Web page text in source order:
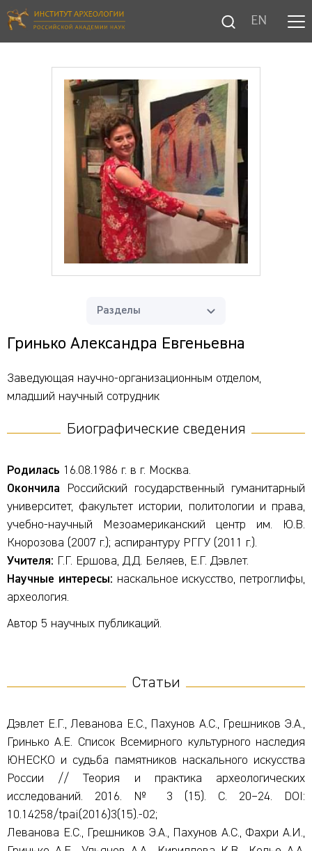
EN
Разделы
Гринько Александра Евгеньевна
Заведующая научно-организационным отделом,
младший научный сотрудник
Биографические сведения
Родилась 16.08.1986 г. в г. Москва.
Окончила Российский государственный гуманитарный
университет, факультет истории, политологии и права,
учебно-научный Мезоамериканский центр им. Ю.В.
Кнорозова (2007 г.); аспирантуру РГГУ (2011 г.).
Учителя: Г.Г. Ершова, Д.Д. Беляев, Е.Г. Дэвлет.
Научные интересы: наскальное искусство, петроглифы,
археология.
Автор 5 научных публикаций.
Статьи
Дэвлет Е.Г., Леванова Е.С., Пахунов А.С., Грешников Э.А.,
Гринько А.Е. Список Всемирного культурного наследия
ЮНЕСКО и судьба памятников наскального искусства
России // Теория и практика археологических
исследований. 2016. № 3 (15). С. 20–24. DOI:
10.14258/tpai(2016)3(15).-02;
Леванова Е.С., Грешников Э.А., Пахунов А.С., Фахри А.И.,